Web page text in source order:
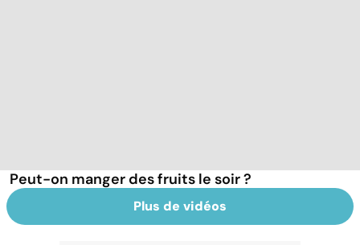
Peut-on manger des fruits le soir ?
Plus de vidéos